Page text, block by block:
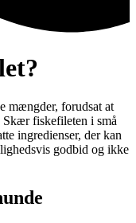
mængder, forudsat at
fiskefileten i små
ingredienser, der kan
godbid og ikke